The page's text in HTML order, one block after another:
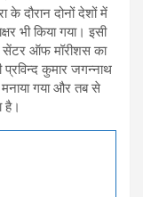
के दौरान दोनों देशों में
भी किया गया। इसी
ऑफ मॉरीशस का
प्रविन्द कुमार जगन्नाथ
गया और तब से
है।